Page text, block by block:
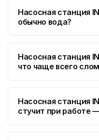
ю
Юмедиа
ул. Тверская 60,
пр.
Насосная станция
обычно вода?
Насосная станция
что чаще всего
Насосная станция
стучит при работе